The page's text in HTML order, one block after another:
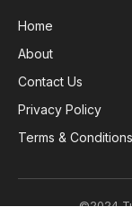
Home
About
Contact Us
Privacy Policy
Terms & Conditions
©2024